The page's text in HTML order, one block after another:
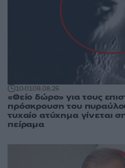
10:0109.08.26
«Θείο δώρο» για τους
πρόσκρουση του
τυχαίο ατύχημα γίνεται
πείραμα